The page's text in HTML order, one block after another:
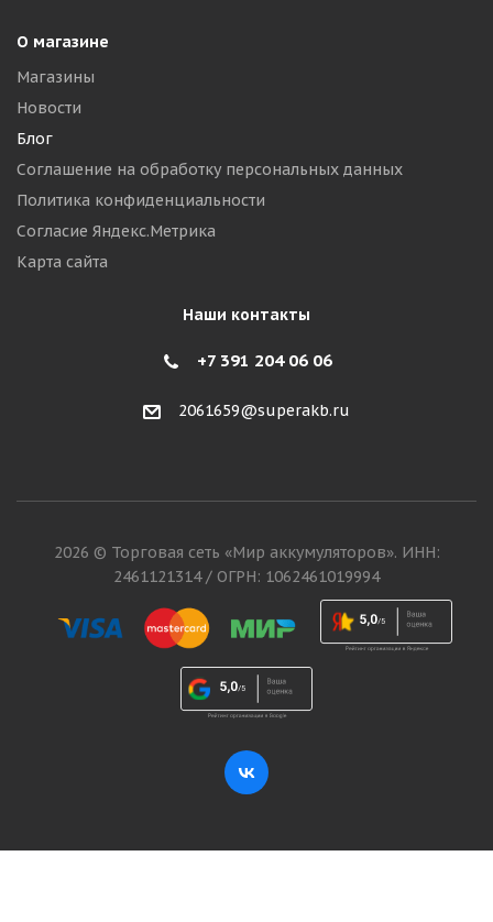
О магазине
Магазины
Новости
Блог
Соглашение на обработку персональных данных
Политика конфиденциальности
Согласие Яндекс.Метрика
Карта сайта
Наши контакты
+7 391 204 06 06
2061659@superakb.ru
2026 © Торговая сеть «Мир аккумуляторов». ИНН:
2461121314 / ОГРН: 1062461019994